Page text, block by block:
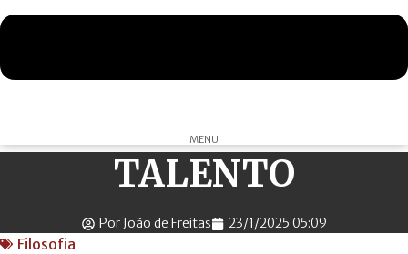
MENU
TALENTO
Por João de Freitas 23/1/2025 05:09
Filosofia